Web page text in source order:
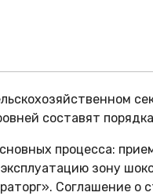
составят
процесса:
зону
Соглашение о